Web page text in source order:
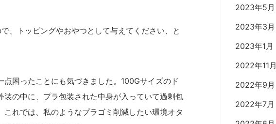
、トッピングやおやつとして与えてください、と
困ったことにも気づきました。100Gサイズのド
の中に、プラ包装された中身が入っていて過剰包
れでは、私のようなプラゴミ削減したい環境オタ
2023年5月
2023年3月
2023年1月
2022年11月
2022年9月
2022年7月